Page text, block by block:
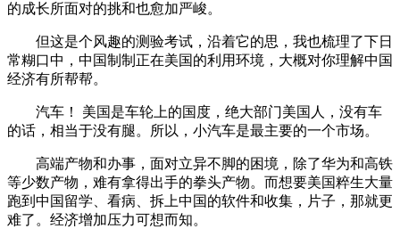
的成长所面对的挑和也愈加严峻。
但这是个风趣的测验考试，沿着它的思，我也梳理了下日
常糊口中，中国制制正在美国的利用环境，大概对你理解中国
经济有所帮帮。
汽车！ 美国是车轮上的国度，绝大部门美国人，没有车
的话，相当于没有腿。所以，小汽车是最主要的一个市场。
高端产物和办事，面对立异不脚的困境，除了华为和高铁
等少数产物，难有拿得出手的拳头产物。而想要美国粹生大量
跑到中国留学、看病、拆上中国的软件和收集，片子，那就更
难了。经济增加压力可想而知。